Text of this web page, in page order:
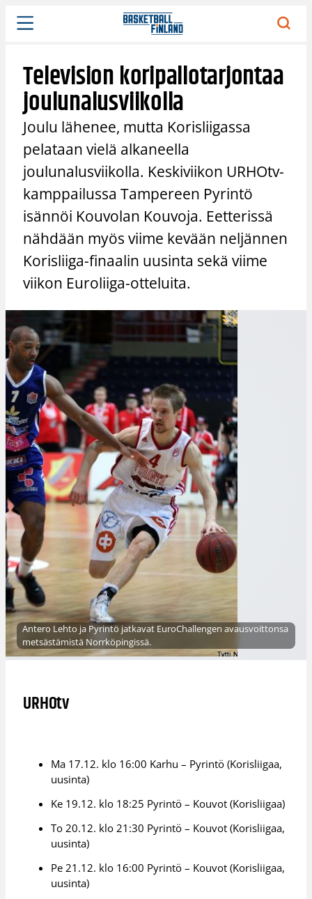
Siirry
sisältöön
Television koripallotarjontaa
joulunalusviikolla
Joulu lähenee, mutta Korisliigassa
pelataan vielä alkaneella
joulunalusviikolla. Keskiviikon URHOtv-
kamppailussa Tampereen Pyrintö
isännöi Kouvolan Kouvoja. Eetterissä
nähdään myös viime kevään neljännen
Korisliiga-finaalin uusinta sekä viime
viikon Euroliiga-otteluita.
Antero Lehto ja Pyrintö jatkavat EuroChallengen avausvoittonsa
metsästämistä Norrköpingissä.
URHOtv
Ma 17.12. klo 16:00 Karhu – Pyrintö (Korisliigaa,
uusinta)
Ke 19.12. klo 18:25 Pyrintö – Kouvot (Korisliigaa)
To 20.12. klo 21:30 Pyrintö – Kouvot (Korisliigaa,
uusinta)
Pe 21.12. klo 16:00 Pyrintö – Kouvot (Korisliigaa,
uusinta)